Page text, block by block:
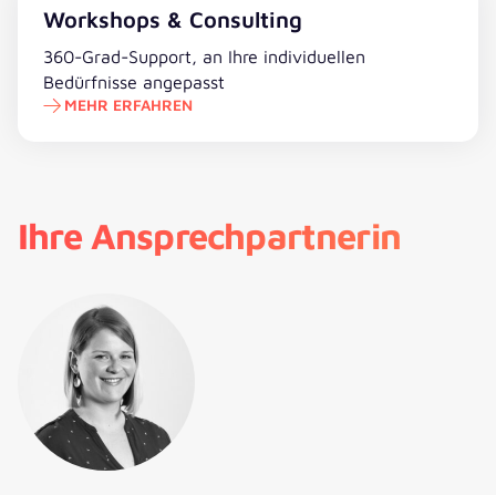
Workshops & Consulting
360-Grad-Support, an Ihre individuellen
Bedürfnisse angepasst
MEHR ERFAHREN
Mehr erfahren
Ihre Ansprechpartnerin